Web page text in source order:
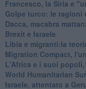
Francesco, la Siria e
Golpe turco: le ragioni
Dacca, macabra
Brexit e Israele
Libia e migranti:la
Migration Compact,
L'Africa e i suoi
World Humanitarian
Israele, attentato a